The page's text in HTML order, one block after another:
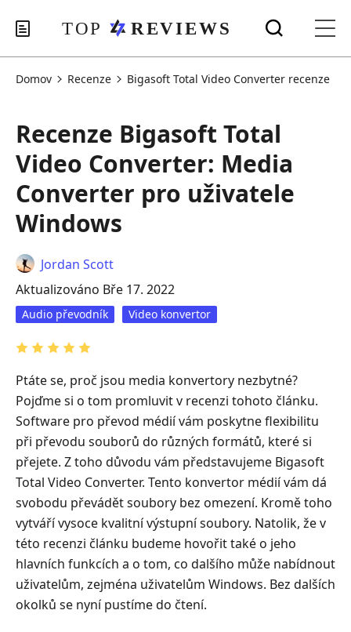
Domov Recenze Bigasoft Total Video Converter recenze
Recenze Bigasoft Total
Video Converter: Media
Converter pro uživatele
Windows
Jordan Scott
Aktualizováno Bře 17. 2022
Audio převodník Video konvertor
Ptáte se, proč jsou media konvertory nezbytné?
Pojďme si o tom promluvit v recenzi tohoto článku.
Software pro převod médií vám poskytne flexibilitu
při převodu souborů do různých formátů, které si
přejete. Z toho důvodu vám představujeme Bigasoft
Total Video Converter. Tento konvertor médií vám dá
svobodu převádět soubory bez omezení. Kromě toho
vytváří vysoce kvalitní výstupní soubory. Natolik, že v
této recenzi článku budeme hovořit také o jeho
hlavních funkcích a o tom, co dalšího může nabídnout
uživatelům, zejména uživatelům Windows. Bez dalších
okolků se nyní pustíme do čtení.